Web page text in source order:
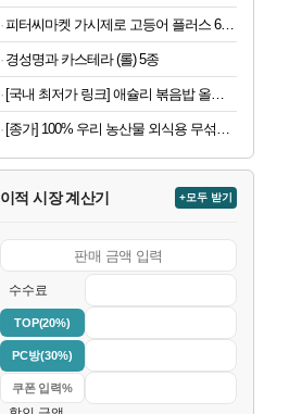
피터씨마켓 가시제로 고등어 플러스 600g x2팩
경성명과 카스테라 (롤) 5종
[종가] 100% 우리 농산물 외식용 무섞박지 5kg 외 골라담기
이적 시장 계산기 +모두 받기
수수료
TOP(20%)
PC방(30%)